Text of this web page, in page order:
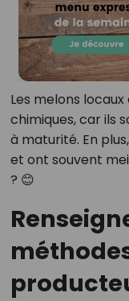
Les melons
chimiques, car ils
à maturité. En
et ont souvent
? 😊